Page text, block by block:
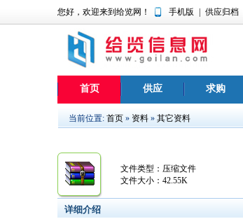
您好，欢迎来到给览网！ 手机版 供应归档
首页 供应 求购
当前位置: 首页 » 资料 » 其它资料
文件类型：压缩文件
文件大小：42.55K
详细介绍